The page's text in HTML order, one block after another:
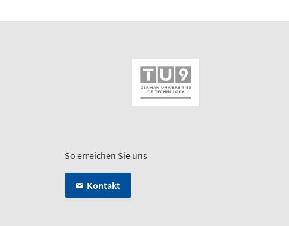
So erreichen Sie uns
Kontakt